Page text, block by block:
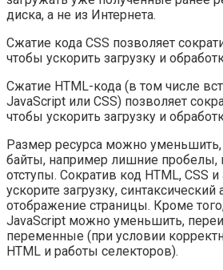
диска, а не из Интернета.
Сжатие кода CSS позволяет
чтобы ускорить загрузку и
Сжатие HTML-кода (в том числе
JavaScript или CSS) позволяет
чтобы ускорить загрузку и
Размер ресурса можно
байты, например лишние пробелы,
отступы. Сократив код HTML, CSS
ускорите загрузку, синтаксический
отображение страницы. Кроме
JavaScript можно уменьшить,
переменные (при условии
HTML и работы селекторов).